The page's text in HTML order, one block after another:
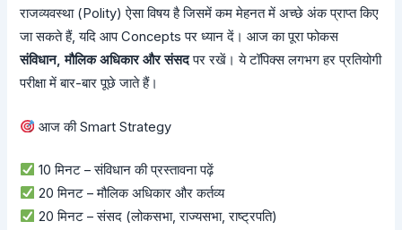
राजव्यवस्था (Polity) ऐसा विषय है जिसमें कम मेहनत में अच्छे अंक प्राप्त किए
जा सकते हैं, यदि आप Concepts पर ध्यान दें। आज का पूरा फोकस
संविधान, मौलिक अधिकार और संसदपर रखें। ये टॉपिक्स लगभग हर प्रतियोगी
परीक्षा में बार-बार पूछे जाते हैं।
आज की Smart Strategy
10 मिनट – संविधान की प्रस्तावना पढ़ें
20 मिनट – मौलिक अधिकार और कर्तव्य
20 मिनट – संसद (लोकसभा, राज्यसभा, राष्ट्रपति)